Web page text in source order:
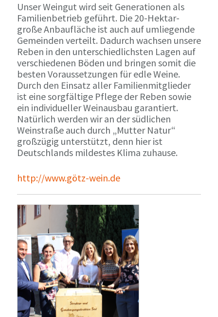
Unser Weingut wird seit Generationen als
Familienbetrieb geführt. Die 20-Hektar-
große Anbaufläche ist auch auf umliegende
Gemeinden verteilt. Dadurch wachsen unsere
Reben in den unterschiedlichsten Lagen auf
verschiedenen Böden und bringen somit die
besten Voraussetzungen für edle Weine.
Durch den Einsatz aller Familienmitglieder
ist eine sorgfältige Pflege der Reben sowie
ein individueller Weinausbau garantiert.
Natürlich werden wir an der südlichen
Weinstraße auch durch „Mutter Natur“
großzügig unterstützt, denn hier ist
Deutschlands mildestes Klima zuhause.
http://www.götz-wein.de